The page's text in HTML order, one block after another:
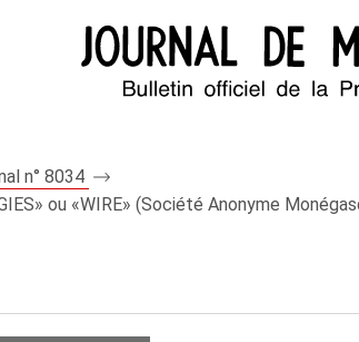
n° 8034
ou «WIRE» (Société Anonyme